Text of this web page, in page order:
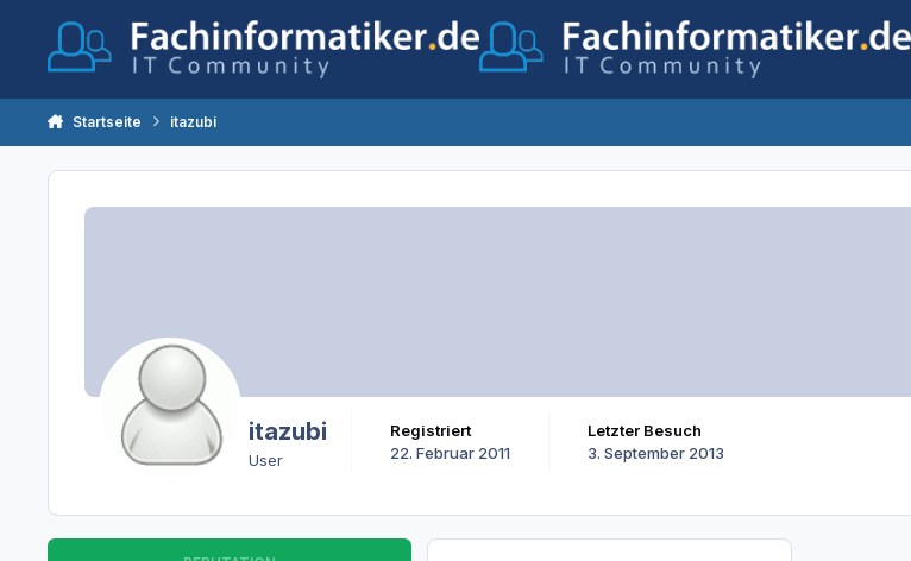
Startseite itazubi
itazubi
User
Registriert
22. Februar 2011
Letzter Besuch
3. September 2013